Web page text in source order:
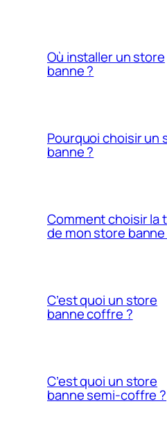
Où installer un store
banne ?
Pourquoi choisir un
banne ?
Comment choisir la
de mon store banne
C’est quoi un store
banne coffre ?
C’est quoi un store
banne semi-coffre ?